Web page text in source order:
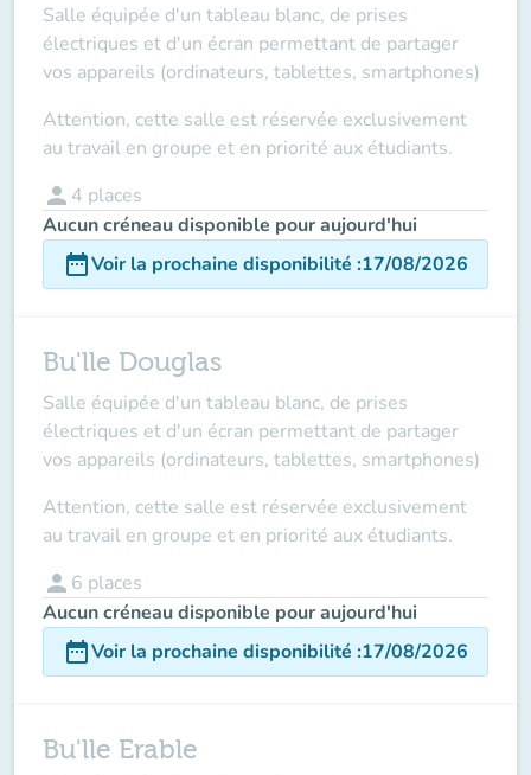
Salle équipée d'un tableau blanc, de prises
électriques et d'un écran permettant de partager
vos appareils (ordinateurs, tablettes, smartphones)
Attention, cette salle est réservée exclusivement
au travail en groupe et en priorité aux étudiants.
person 4 places
Aucun créneau disponible pour aujourd'hui
date_rangeVoir la prochaine disponibilité :17/08/2026
Bu'lle Douglas
Salle équipée d'un tableau blanc, de prises
électriques et d'un écran permettant de partager
vos appareils (ordinateurs, tablettes, smartphones)
Attention, cette salle est réservée exclusivement
au travail en groupe et en priorité aux étudiants.
person 6 places
Aucun créneau disponible pour aujourd'hui
date_rangeVoir la prochaine disponibilité :17/08/2026
Bu'lle Erable